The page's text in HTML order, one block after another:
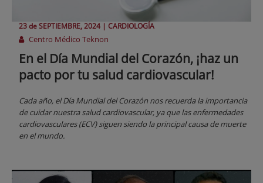
23 deSEPTIEMBRE, 2024 | CARDIOLOGÍA
Centro Médico Teknon
En el Día Mundial del Corazón, ¡haz un
pacto por tu salud cardiovascular!
Cada año, el Día Mundial del Corazón nos recuerda la importancia
de cuidar nuestra salud cardiovascular, ya que las enfermedades
cardiovasculares (ECV) siguen siendo la principal causa de muerte
en el mundo.